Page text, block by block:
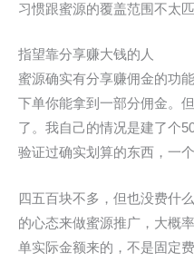
习惯跟蜜源的覆盖范围不太匹
指望靠分享赚大钱的人
蜜源确实有分享赚佣金的功
下单你能拿到一部分佣金。
了。我自己的情况是建了个
验证过确实划算的东西，一
四五百块不多，但也没费什
的心态来做蜜源推广，大概
单实际金额来的，不是固定